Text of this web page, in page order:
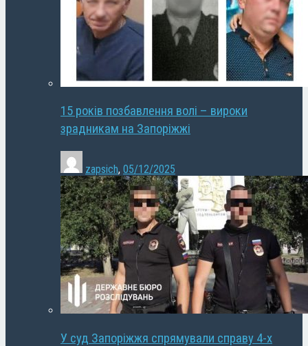
15 років позбавлення волі – вироки
зрадникам на Запоріжжі
zapsich, 05/12/2025
У суд Запоріжжя спрямували справу 4-х